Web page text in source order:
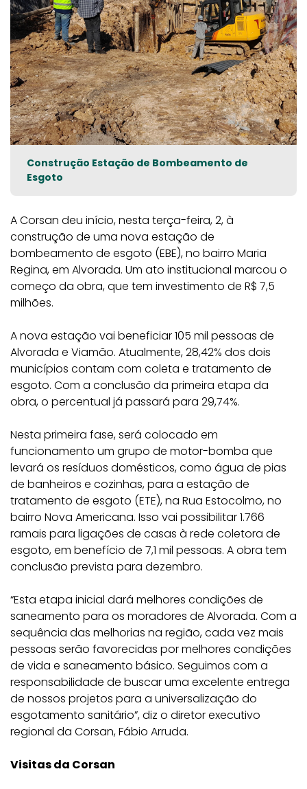
Construção Estação de Bombeamento de
Esgoto
A Corsan deu início, nesta terça-feira, 2, à
construção de uma nova estação de
bombeamento de esgoto (EBE), no bairro Maria
Regina, em Alvorada. Um ato institucional marcou o
começo da obra, que tem investimento de R$ 7,5
milhões.
A nova estação vai beneficiar 105 mil pessoas de
Alvorada e Viamão. Atualmente, 28,42% dos dois
municípios contam com coleta e tratamento de
esgoto. Com a conclusão da primeira etapa da
obra, o percentual já passará para 29,74%.
Nesta primeira fase, será colocado em
funcionamento um grupo de motor-bomba que
levará os resíduos domésticos, como água de pias
de banheiros e cozinhas, para a estação de
tratamento de esgoto (ETE), na Rua Estocolmo, no
bairro Nova Americana. Isso vai possibilitar 1.766
ramais para ligações de casas à rede coletora de
esgoto, em benefício de 7,1 mil pessoas. A obra tem
conclusão prevista para dezembro.
“Esta etapa inicial dará melhores condições de
saneamento para os moradores de Alvorada. Com a
sequência das melhorias na região, cada vez mais
pessoas serão favorecidas por melhores condições
de vida e saneamento básico. Seguimos com a
responsabilidade de buscar uma excelente entrega
de nossos projetos para a universalização do
esgotamento sanitário”, diz o diretor executivo
regional da Corsan, Fábio Arruda.
Visitas da Corsan